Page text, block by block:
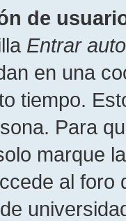
de
Entrar
en una
tiempo.
Para
marque
al foro